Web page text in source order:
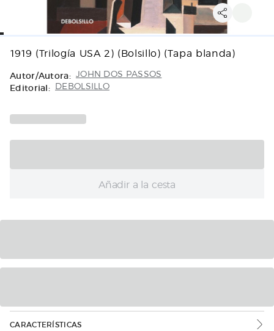
1919 (Trilogía USA 2) (Bolsillo) (Tapa blanda)
Autor/Autora: JOHN DOS PASSOS
Editorial: DEBOLSILLO
Añadir a la cesta
CARACTERÍSTICAS